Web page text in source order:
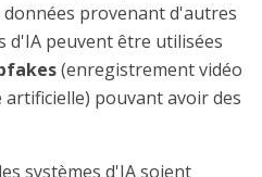
provenant d'autres
d'IA peuvent être utilisées
(enregistrement vidéo
pouvant avoir des
systèmes d'IA soient